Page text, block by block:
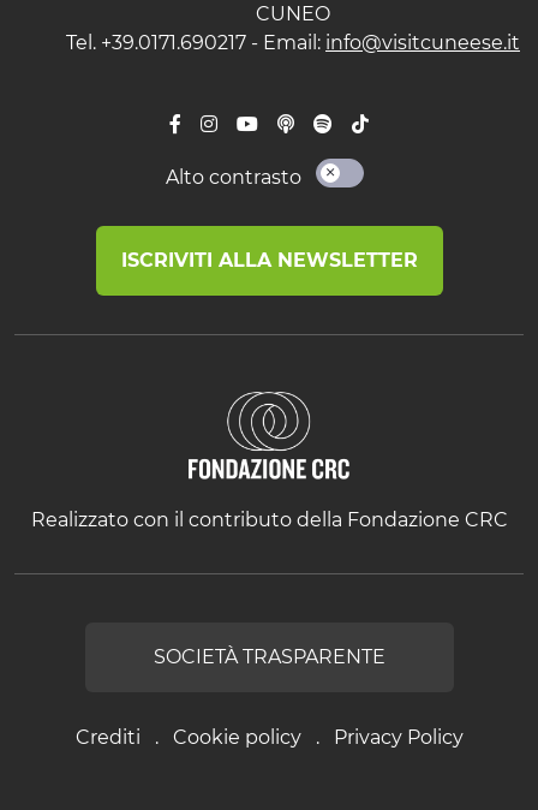
CUNEO
Tel. +39.0171.690217 - Email: info@visitcuneese.it
Alto contrasto
ISCRIVITI ALLA NEWSLETTER
Realizzato con il contributo della Fondazione CRC
Crediti Cookie policy Privacy Policy
SOCIETÀ TRASPARENTE